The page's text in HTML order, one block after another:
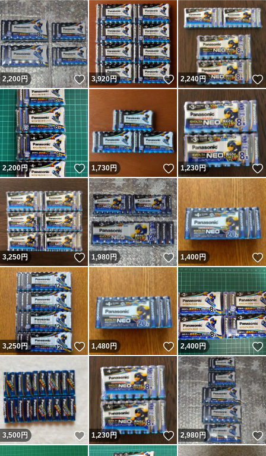
2,200円 いいね！
3,920円 いいね！
2,240円
2,200円 いいね！
1,730円 いいね！
1,230円
3,250円 いいね！
1,980円 いいね！
1,400円
3,250円 いいね！
1,480円 いいね！
2,400円
3,500円 いいね！
1,230円 いいね！
2,980円